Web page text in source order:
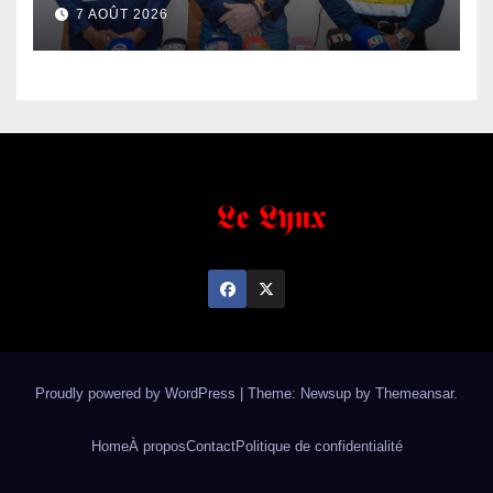
7 AOÛT 2026
Proudly powered by WordPress Theme: Newsup by Themeansar.
HomeÀ proposContactPolitique de confidentialité